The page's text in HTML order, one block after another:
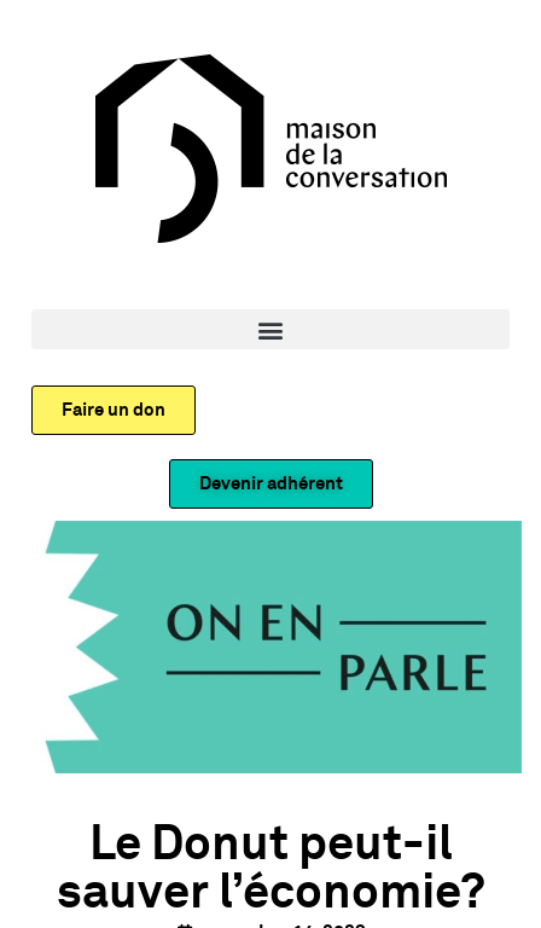
Faire un don
Devenir adhérent
Le Donut peut-il
sauver l’économie?